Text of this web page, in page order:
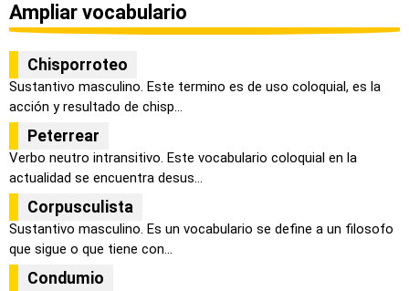
Ampliar vocabulario
Chisporroteo
Sustantivo masculino. Este termino es de uso coloquial, es la
acción y resultado de chisp...
Peterrear
Verbo neutro intransitivo. Este vocabulario coloquial en la
actualidad se encuentra desus...
Corpusculista
Sustantivo masculino. Es un vocabulario se define a un filosofo
que sigue o que tiene con...
Condumio